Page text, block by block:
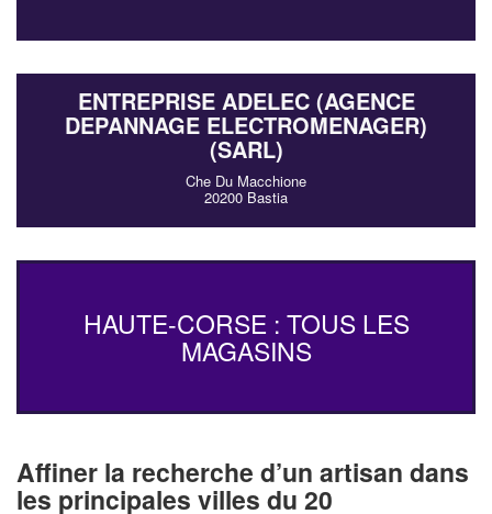
ENTREPRISE ADELEC (AGENCE
DEPANNAGE ELECTROMENAGER)
(SARL)
Che Du Macchione
20200 Bastia
HAUTE-CORSE : TOUS LES
MAGASINS
Affiner la recherche d’un artisan dans
les principales villes du 20